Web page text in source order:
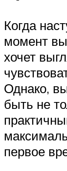
Когда
момент
хочет
Однако,
быть не
первое